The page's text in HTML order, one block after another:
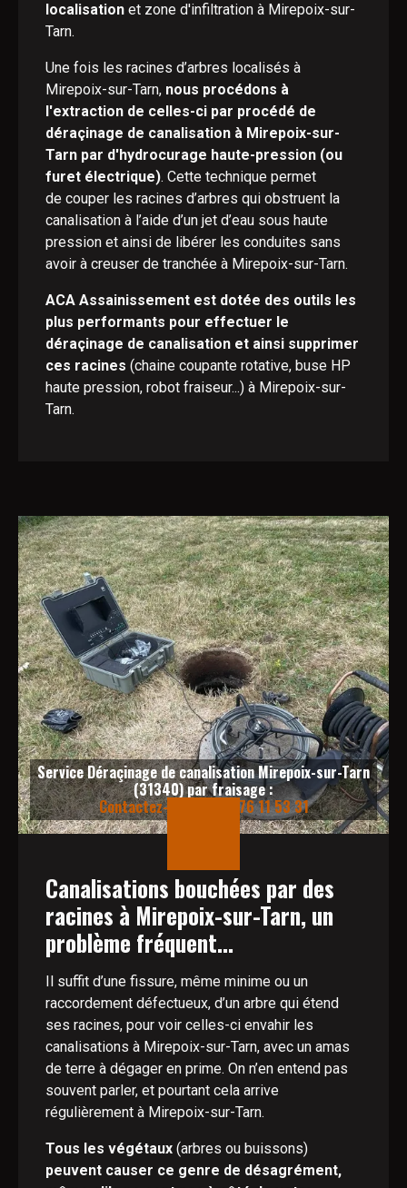
localisation et zone d'infiltration à Mirepoix-sur-
Tarn.
Une fois les racines d’arbres localisés à
Mirepoix-sur-Tarn, nous procédons à
l'extraction de celles-ci par procédé de
déraçinage de canalisation à Mirepoix-sur-
Tarn par d'hydrocurage haute-pression (ou
furet électrique). Cette technique permet
de couper les racines d’arbres qui obstruent la
canalisation à l’aide d’un jet d’eau sous haute
pression et ainsi de libérer les conduites sans
avoir à creuser de tranchée à Mirepoix-sur-Tarn.
ACA Assainissement est dotée des outils les
plus performants pour effectuer le
déraçinage de canalisation et ainsi supprimer
ces racines (chaine coupante rotative, buse HP
haute pression, robot fraiseur...) à Mirepoix-sur-
Tarn.
Service Déraçinage de canalisation Mirepoix-sur-Tarn
(31340) par fraisage :
Contactez-nous au 06 76 11 53 31
Canalisations bouchées par des
racines à Mirepoix-sur-Tarn, un
problème fréquent...
Il suffit d’une fissure, même minime ou un
raccordement défectueux, d’un arbre qui étend
ses racines, pour voir celles-ci envahir les
canalisations à Mirepoix-sur-Tarn, avec un amas
de terre à dégager en prime. On n’en entend pas
souvent parler, et pourtant cela arrive
régulièrement à Mirepoix-sur-Tarn.
Tous les végétaux (arbres ou buissons)
peuvent causer ce genre de désagrément,